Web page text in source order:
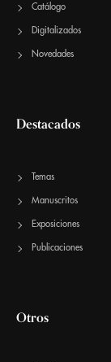
Catálogo
Digitalizados
Novedades
Destacados
Temas
Manuscritos
Exposiciones
Publicaciones
Otros